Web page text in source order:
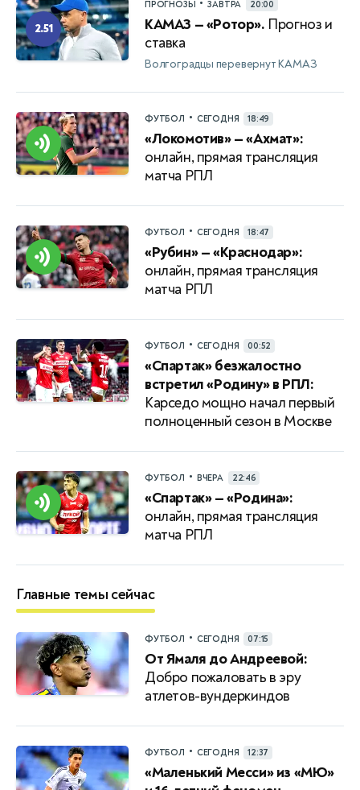
2.51
ПРОГНОЗЫ • ЗАВТРА 20:00
КАМАЗ — «Ротор». Прогноз и
ставка
Волгоградцы перевернут КАМАЗ
ФУТБОЛ • СЕГОДНЯ 18:49
«Локомотив» — «Ахмат»:
онлайн, прямая трансляция
матча РПЛ
ФУТБОЛ • СЕГОДНЯ 18:47
«Рубин» — «Краснодар»:
онлайн, прямая трансляция
матча РПЛ
ФУТБОЛ • СЕГОДНЯ 00:52
«Спартак» безжалостно
встретил «Родину» в РПЛ:
Карседо мощно начал первый
полноценный сезон в Москве
ФУТБОЛ • ВЧЕРА 22:46
«Спартак» — «Родина»:
онлайн, прямая трансляция
матча РПЛ
Главные темы сейчас
ФУТБОЛ • СЕГОДНЯ 07:15
От Ямаля до Андреевой:
Добро пожаловать в эру
атлетов-вундеркиндов
ФУТБОЛ • СЕГОДНЯ 12:37
«Маленький Месси» из «МЮ»